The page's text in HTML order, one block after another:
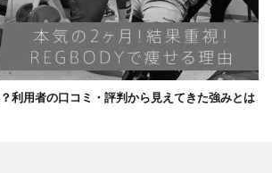
利用者の口コミ・評判から見えてきた強みとは